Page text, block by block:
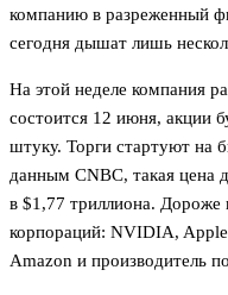
компанию в разреженный
сегодня дышат лишь
На этой неделе компания
состоится 12 июня, акции
штуку. Торги стартуют на
данным CNBC, такая цена
в $1,77 триллиона. Дороже
корпораций: NVIDIA,
Amazon и производитель